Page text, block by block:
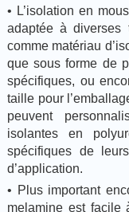
• L’isolation en
adaptée à diverses
comme matériau
que sous forme de
spécifiques, ou
taille pour
peuvent
isolantes en
spécifiques de
d’application.
• Plus important
melamine est facile